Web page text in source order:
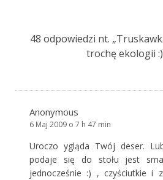
48 odpowiedzi nt. „
trochę ekologii :)
Anonymous
6 Maj 2009 o 7 h 47 min
Uroczo ygląda Twój deser.
podaje się do stołu jest
jednocześnie :) , czyściutkie i